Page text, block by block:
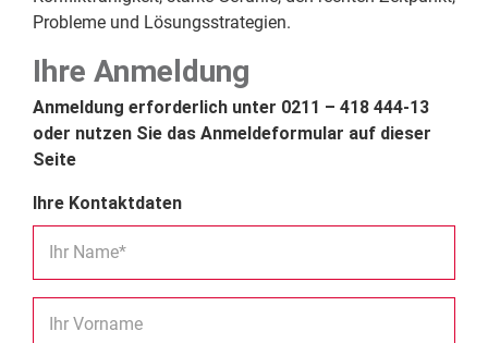
Probleme und Lösungsstrategien.
Ihre Anmeldung
Anmeldung erforderlich unter 0211 – 418 444-13
oder nutzen Sie das Anmeldeformular auf dieser
Seite
Ihre Kontaktdaten
Ihr Name*
Ihr Vorname